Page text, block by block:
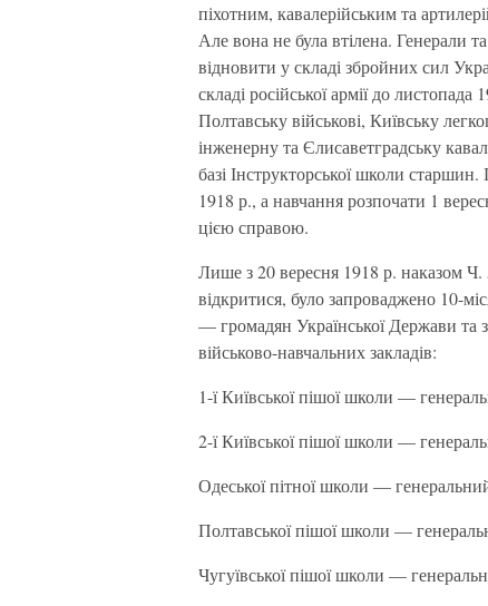
піхотним, кавалерійським та
Але вона не була втілена. Генерали
відновити у складі збройних сил
складі російської армії до
Полтавську військові, Київську
інженерну та Єлисаветградську
базі Інструкторської школи
1918 р., а навчання розпочати 1
цією справою.
Лише з 20 вересня 1918 р. наказом
відкритися, було запроваджено 10-
— громадян Української Держави та
військово-навчальних закладів:
1-ї Київської пішої школи —
2-ї Київської пішої школи —
Одеської пітної школи —
Полтавської пішої школи —
Чугуївської пішої школи —